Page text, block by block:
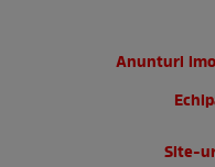
Anunturi
Site-